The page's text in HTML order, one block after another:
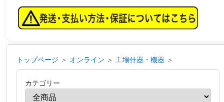
トップページ ＞ オンライン ＞ 工場什器・機器 ＞
カテゴリー